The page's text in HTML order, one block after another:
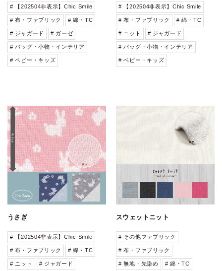
# 【202504非表示】Chic Smile
# 布・ファブリック # 綿・TC
# ジャガード # ガーゼ
# バッグ・小物・インテリア
# ベビー・キッズ
# 【202504非表示】Chic Smile
# 布・ファブリック # 綿・TC
# ニット # ジャガード
# バッグ・小物・インテリア
# ベビー・キッズ
うさぎ
# 【202504非表示】Chic Smile
# 布・ファブリック # 綿・TC
# ニット # ジャガード
スウェットニット
# その他ファブリック
# 布・ファブリック
# 無地・先染め # 綿・TC